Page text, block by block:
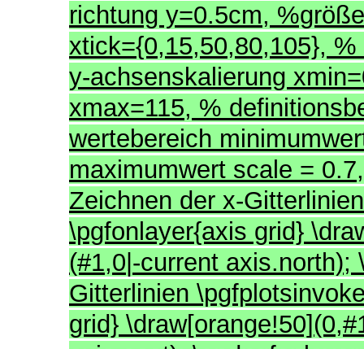
richtung y=0.5cm,
xtick={0,15,50,80,105},
y-achsenskalierung
xmax=115, %
wertebereich
maximumwert scale =
Zeichnen der x-
\pgfonlayer{axis grid}
(#1,0|-current
Gitterlinien
grid}